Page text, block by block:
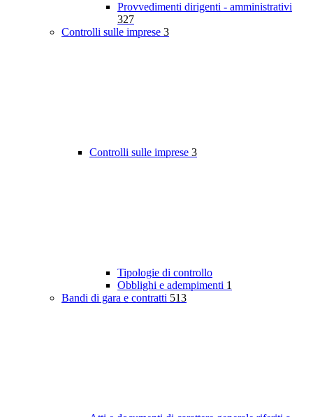
Provvedimenti dirigenti - amministrativi
327
Controlli sulle imprese 3
Controlli sulle imprese 3
Tipologie di controllo
Obblighi e adempimenti 1
Bandi di gara e contratti 513